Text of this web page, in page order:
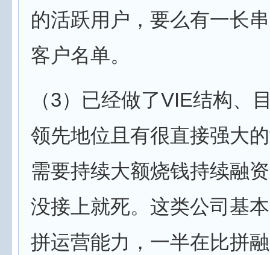
的活跃用户，要么有一长
客户名单。
（3）已经做了VIE结构、
领先地位且有很直接强大
需要持续大额烧钱持续融
没接上就死。这类公司基
拼运营能力，一半在比拼